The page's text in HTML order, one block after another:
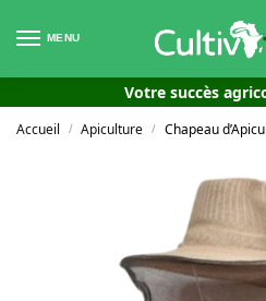
MENU
Votre succès
Accueil / Apiculture / Chapeau